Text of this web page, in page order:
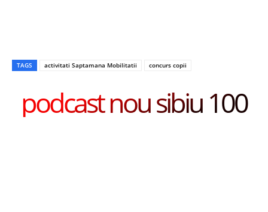
TAGS activitati Saptamana Mobilitatii concurs copii
podcast nou sibiu 100